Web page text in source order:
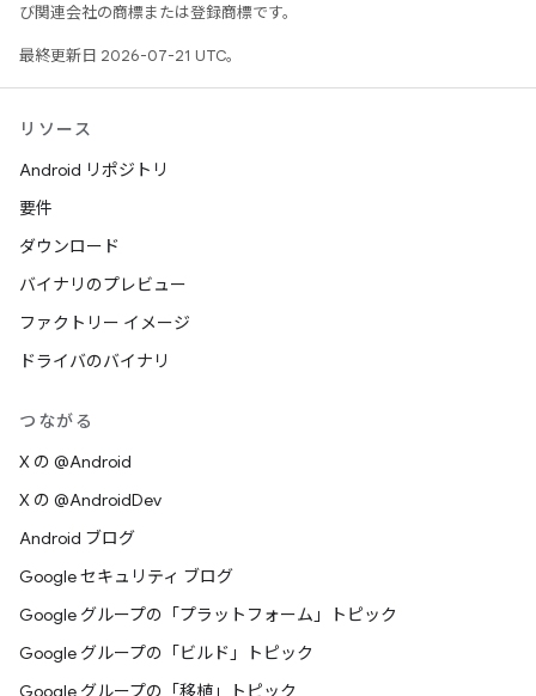
び関連会社の商標または登録商標です。
最終更新日 2026-07-21 UTC。
リソース
Android リポジトリ
要件
ダウンロード
バイナリのプレビュー
ファクトリー イメージ
ドライバのバイナリ
つながる
X の @Android
X の @AndroidDev
Android ブログ
Google セキュリティ ブログ
Google グループの「プラットフォーム」トピック
Google グループの「ビルド」トピック
Google グループの「移植」トピック